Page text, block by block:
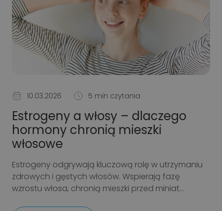
10.03.2026 5 min czytania
Estrogeny a włosy – dlaczego
hormony chronią mieszki
włosowe
Estrogeny odgrywają kluczową rolę w utrzymaniu
zdrowych i gęstych włosów. Wspierają fazę
wzrostu włosa, chronią mieszki przed miniat...